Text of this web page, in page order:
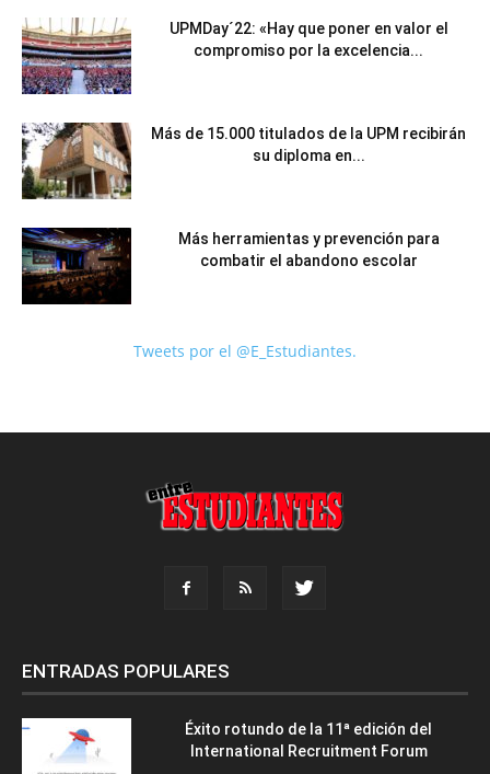
UPMDay´22: «Hay que poner en valor el
compromiso por la excelencia...
Más de 15.000 titulados de la UPM recibirán
su diploma en...
Más herramientas y prevención para
combatir el abandono escolar
Tweets por el @E_Estudiantes.
ENTRADAS POPULARES
Éxito rotundo de la 11ª edición del
International Recruitment Forum